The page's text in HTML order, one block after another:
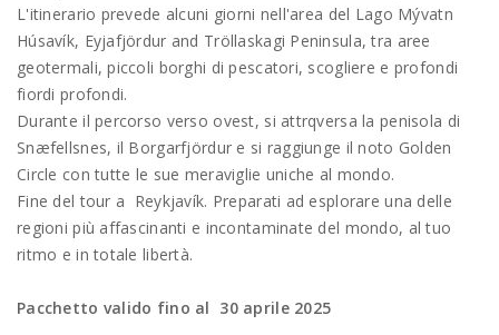
L'itinerario prevede alcuni giorni nell'area del Lago Mývatn
Húsavík, Eyjafjördur and Tröllaskagi Peninsula, tra aree
geotermali, piccoli borghi di pescatori, scogliere e profondi
fiordi profondi.
Durante il percorso verso ovest, si attrqversa la penisola di
Snæfellsnes, il Borgarfjördur e si raggiunge il noto Golden
Circle con tutte le sue meraviglie uniche al mondo.
Fine del tour a Reykjavík. Preparati ad esplorare una delle
regioni più affascinanti e incontaminate del mondo, al tuo
ritmo e in totale libertà.
Pacchetto valido fino al 30 aprile 2025